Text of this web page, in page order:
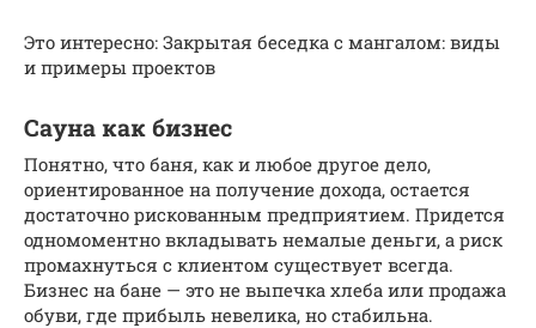
Это интересно: Закрытая беседка с мангалом: виды
и примеры проектов
Сауна как бизнес
Понятно, что баня, как и любое другое дело,
ориентированное на получение дохода, остается
достаточно рискованным предприятием. Придется
одномоментно вкладывать немалые деньги, а риск
промахнуться с клиентом существует всегда.
Бизнес на бане — это не выпечка хлеба или продажа
обуви, где прибыль невелика, но стабильна.